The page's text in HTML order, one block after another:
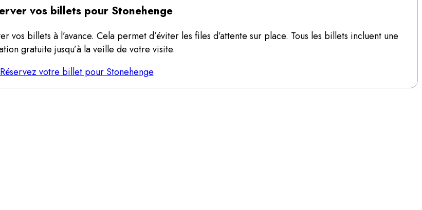
vos billets pour Stonehenge
billets à l’avance. Cela permet d’éviter les files d’attente sur place. Tous les billets incluent une
gratuite jusqu’à la veille de votre visite.
Réservez votre billet pour Stonehenge